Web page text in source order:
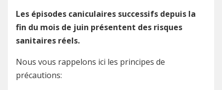
Les épisodes caniculaires successifs depuis la
fin du mois de juin présentent des risques
sanitaires réels.
Nous vous rappelons ici les principes de
précautions: